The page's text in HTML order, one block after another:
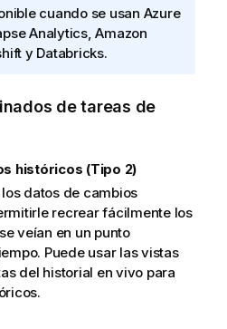
cuando se usan Azure
Analytics, Amazon
y Databricks.
de tareas de
históricos (Tipo 2)
datos de cambios
recrear fácilmente los
veían en un punto
Puede usar las vistas
del historial en vivo para